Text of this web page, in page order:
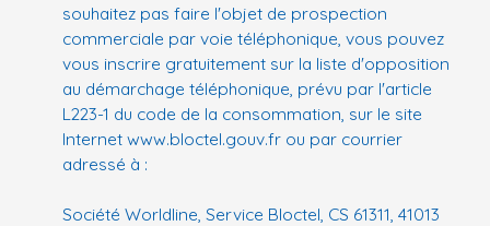
souhaitez pas faire l'objet de prospection
commerciale par voie téléphonique, vous pouvez
vous inscrire gratuitement sur la liste d'opposition
au démarchage téléphonique, prévu par l'article
L223-1 du code de la consommation, sur le site
Internet www.bloctel.gouv.fr ou par courrier
adressé à :
Société Worldline, Service Bloctel, CS 61311, 41013